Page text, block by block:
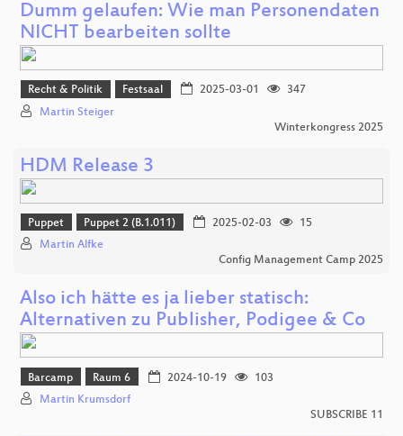
Dumm gelaufen: Wie man Personendaten
NICHT bearbeiten sollte
Recht & Politik Festsaal 2025-03-01
347
Martin Steiger
Winterkongress 2025
HDM Release 3
Puppet Puppet 2 (B.1.011) 2025-02-03
15
Martin Alfke
Config Management Camp 2025
Also ich hätte es ja lieber statisch:
Alternativen zu Publisher, Podigee & Co
Barcamp Raum 6 2024-10-19
103
Martin Krumsdorf
SUBSCRIBE 11